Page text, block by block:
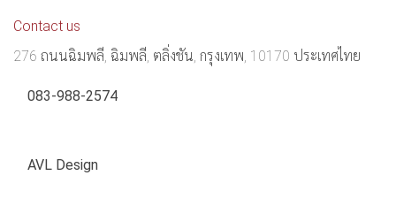
Contact us
276 ถนนฉิมพลี, ฉิมพลี, ตลิ่งชัน, กรุงเทพ, 10170 ประเทศไทย
083-988-2574
AVL Design